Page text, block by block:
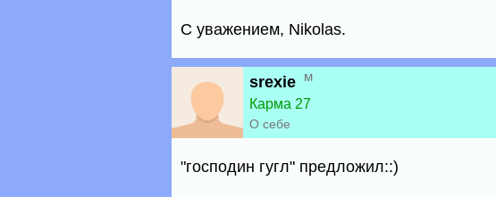
С уважением, Nikolas.
srexie м
Карма 27
О себе
"господин гугл" предложил::)